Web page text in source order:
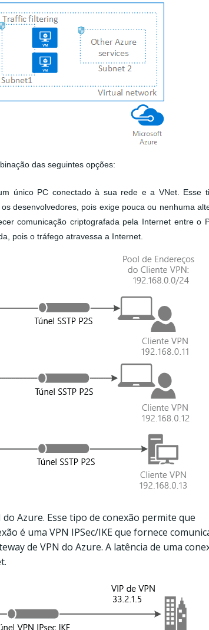
das seguintes opções:
único PC conectado à sua rede e a VNet. Esse
desenvolvedores, pois exige pouca ou nenhuma
comunicação criptografada pela Internet entre o
pois o tráfego atravessa a Internet.
Azure. Esse tipo de conexão permite que
é uma VPN IPSec/IKE que fornece
de VPN do Azure. A latência de uma